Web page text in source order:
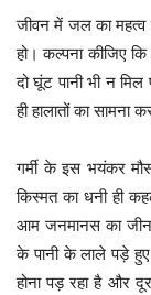
जीवन में जल का महत्व
हो। कल्पना कीजिए
दो घूंट पानी भी न मिल
ही हालातों का सामना
गर्मी के इस भयंकर
किस्मत का धनी ही
आम जनमानस का
के पानी के लाले पड़े हुए
होना पड़ रहा है और